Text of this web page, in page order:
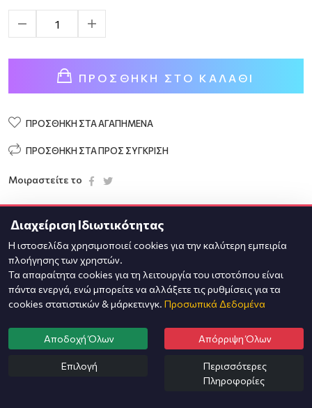
ΠΡΟΣΘΉΚΗ ΣΤΟ ΚΑΛΆΘΙ
ΠΡΟΣΘΉΚΗ ΣΤΑ ΑΓΑΠΗΜΈΝΑ
ΠΡΟΣΘΉΚΗ ΣΤΑ ΠΡΟΣ ΣΎΓΚΡΙΣΗ
Μοιραστείτε το
Διαχείριση Ιδιωτικότητας
Η ιστοσελίδα χρησιμοποιεί cookies για την καλύτερη εμπειρία
πλοήγησης των χρηστών.
Τα απαραίτητα cookies για τη λειτουργία του ιστοτόπου είναι
πάντα ενεργά, ενώ μπορείτε να αλλάξετε τις ρυθμίσεις για τα
cookies στατιστικών & μάρκετινγκ. Προσωπικά Δεδομένα
Αποδοχή Όλων Απόρριψη Όλων
Επιλογή
Περισσότερες
Πληροφορίες